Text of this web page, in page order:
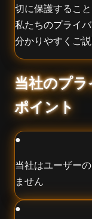
切に保護するこ
私たちのプライ
分かりやすくご説
当社のプ
ポイント
●
当社はユーザー
ません
●